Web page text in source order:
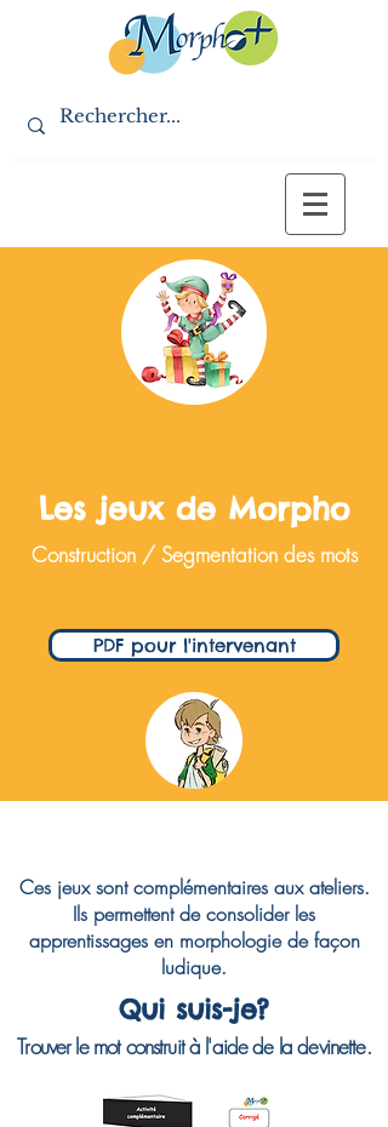
Les jeux de Morpho
Construction / Segmentation des mots
PDF pour l'intervenant
Ces jeux sont complémentaires aux ateliers.
Ils permettent de consolider les
apprentissages en morphologie de façon
ludique.
Qui suis-je?
Trouver le mot construit à l'aide de la devinette.